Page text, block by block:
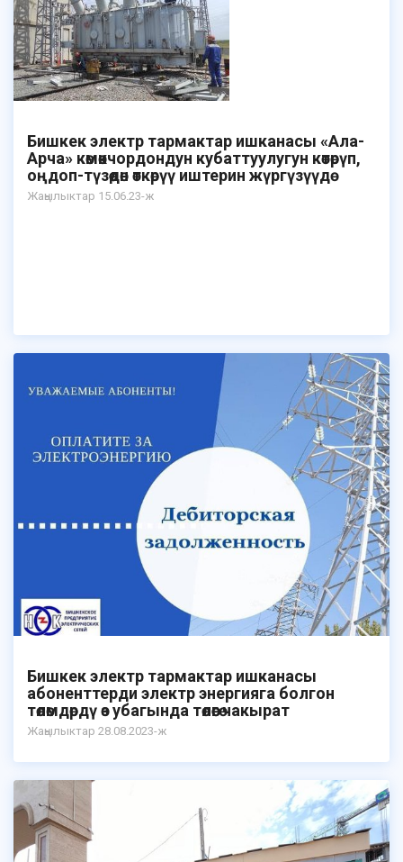
Бишкек электр тармактар ишканасы «Ала-
Арча» көмөкчордондун кубаттуулугун көтөрүп,
оңдоп-түзөөдөн өткөрүү иштерин жүргүзүүдө
Жаңылыктар 15.06.23-ж
Бишкек электр тармактар ​​ишканасы
абоненттерди электр энергияга болгон
төлөмдөрдү өз убагында төлөөгө чакырат
Жаңылыктар 28.08.2023-ж